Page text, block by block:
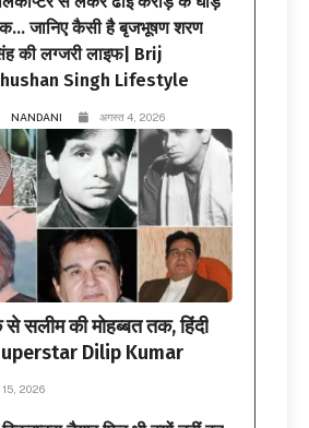
जानिए कैसी है बृजभूषण शरण
की लग्जरी लाइफ| Brij
Singh Lifestyle
NANDANI अगस्त 4, 2026
सलीम की मोहब्बत तक, हिंदी
Dilip Kumar
15, 2026